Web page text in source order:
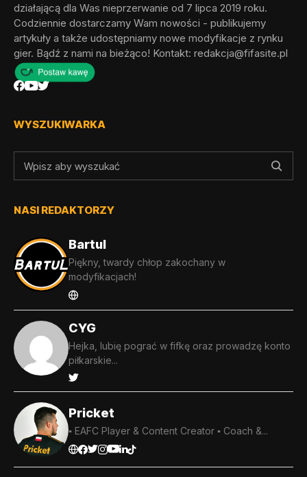
działającą dla Was nieprzerwanie od 7 lipca 2019 roku.
Codziennie dostarczamy Wam nowości - publikujemy
artykuły a także udostępniamy nowe modyfikacje z rynku
gier. Bądź z nami na bieżąco! Kontakt: redakcja@fifasite.pl
WYSZUKIWARKA
NASI REDAKTORZY
Bartul
Piękny, twardy chłop zakochany w
modyfikacjach!
CYG
Hejka, lubię pograć w fifkę oraz prowadzę konto
piłkarskie...
Pricket
▪️ EAFC Player & Content Creator ▪️ Coach &...